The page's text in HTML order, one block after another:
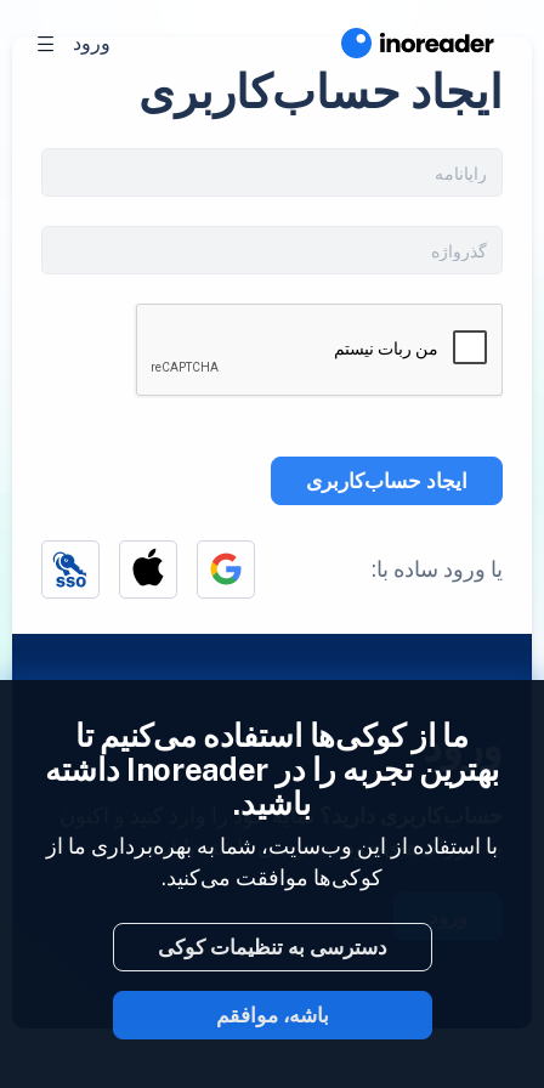
ورود
ایجاد حساب‌کاربری
ایجاد حساب‌کاربری
یا ورود ساده با:
ورود
نمایه خود را وارد کنید و اکنون
به خوراک‌های خود دسترسی داشته باشید.
2023 © Inoreader
ما از کوکی‌ها استفاده می‌کنیم تا
بهترین تجربه را در Inoreader داشته
باشید.
با استفاده از این وب‌سایت، شما به بهره‌برداری ما از
کوکی‌ها موافقت می‌کنید.
دسترسی به تنظیمات کوکی
باشه، موافقم